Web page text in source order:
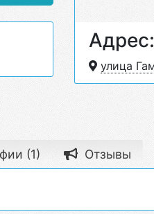
Адрес:
улица
(1) Отзывы